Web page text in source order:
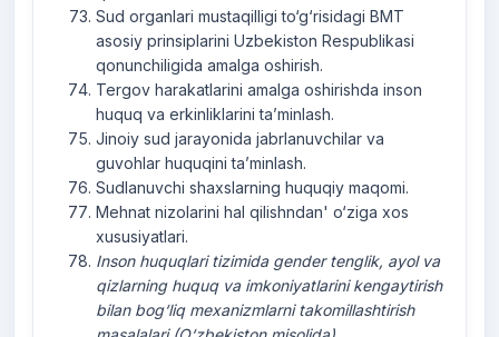
Sud organlari mustaqilligi to‘g‘risidagi BMT
asosiy prinsiplarini Uzbekiston Respublikasi
qonunchiligida amalga oshirish.
Tergov harakatlarini amalga oshirishda inson
huquq va erkinliklarini ta’minlash.
Jinoiy sud jarayonida jabrlanuvchilar va
guvohlar huquqini ta’minlash.
Sudlanuvchi shaxslarning huquqiy maqomi.
Mehnat nizolarini hal qilishndan' o‘ziga xos
xususiyatlari.
Inson huquqlari tizimida gender tenglik, ayol va
qizlarning huquq va imkoniyatlarini kengaytirish
bilan bog‘liq mexanizmlarni takomillashtirish